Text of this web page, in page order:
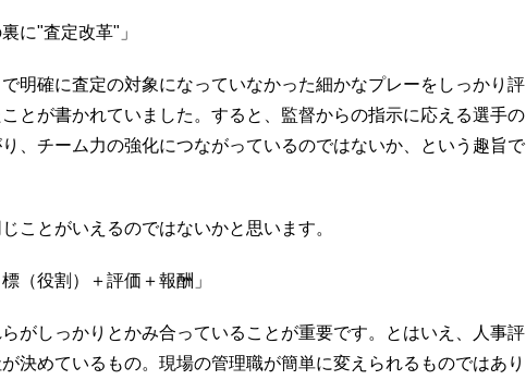
に"査定改革"」
明確に査定の対象になっていなかった細かなプレーをしっかり評
とが書かれていました。すると、監督からの指示に応える選手の
、チーム力の強化につながっているのではないか、という趣旨で
ことがいえるのではないかと思います。
（役割）＋評価＋報酬」
がしっかりとかみ合っていることが重要です。とはいえ、人事評
決めているもの。現場の管理職が簡単に変えられるものではあり